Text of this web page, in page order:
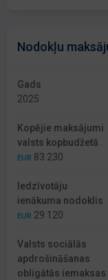
Nodokļu
Gads
2025
Kopējie maksājumi
valsts kopbudžetā
EUR 83 230
Iedzīvotāju
ienākuma nodoklis
EUR 29 120
Valsts sociālās
apdrošināšanas
obligātās iemaksas